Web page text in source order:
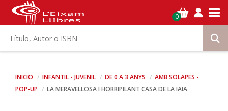
0
INICIO INFANTIL - JUVENIL DE 0 A 3 ANYS
AMB SOLAPES -
POP-UP
LA MERAVELLOSA I HORRIPILANT CASA DE LA IAIA